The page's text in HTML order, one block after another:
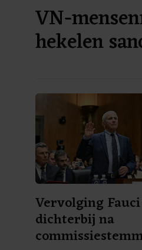
VN-
hekelen
Vervolging
dichterbij na